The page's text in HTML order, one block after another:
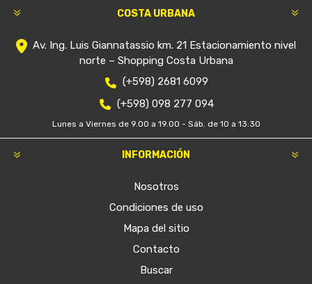
COSTA URBANA
Av. Ing. Luis Giannatassio km. 21 Estacionamiento nivel
norte – Shopping Costa Urbana
(+598) 2681 6099
(+598) 098 277 094
Lunes a Viernes de 9.00 a 19.00 - Sáb. de 10 a 13:30
INFORMACIÓN
Nosotros
Condiciones de uso
Mapa del sitio
Contacto
Buscar